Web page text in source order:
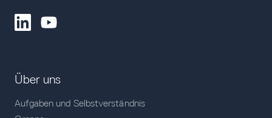
Über uns
Aufgaben und Selbstverständnis